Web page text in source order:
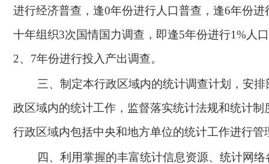
进行经济普查，逢0年份进行人口普查，逢6年份进
十年组织3次国情国力调查，即逢5年份进行1%人
2、7年份进行投入产出调查。
三、制定本行政区域内的统计调查计划，安
政区域内的统计工作，监督落实统计法规和统计制
行政区域内包括中央和地方单位的统计工作进行管
四、利用掌握的丰富统计信息资源、统计网